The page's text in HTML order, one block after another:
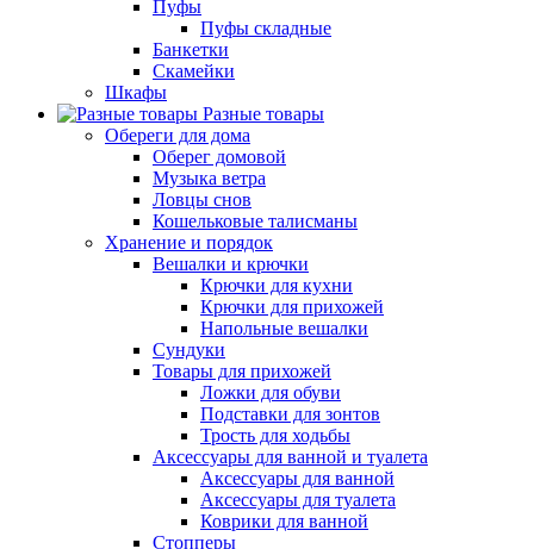
Пуфы
Пуфы складные
Банкетки
Скамейки
Шкафы
Разные товары
Обереги для дома
Оберег домовой
Музыка ветра
Ловцы снов
Кошельковые талисманы
Хранение и порядок
Вешалки и крючки
Крючки для кухни
Крючки для прихожей
Напольные вешалки
Сундуки
Товары для прихожей
Ложки для обуви
Подставки для зонтов
Трость для ходьбы
Аксессуары для ванной и туалета
Аксессуары для ванной
Аксессуары для туалета
Коврики для ванной
Стопперы